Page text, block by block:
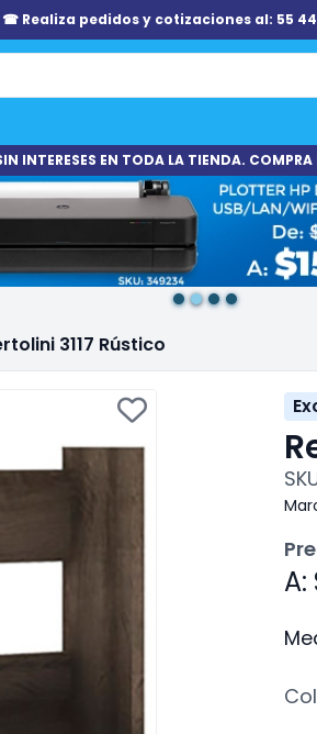
☎ Realiza pedidos y cotizaciones al: 55
INTERESES EN TODA LA TIENDA.
3117 Rústico
A: